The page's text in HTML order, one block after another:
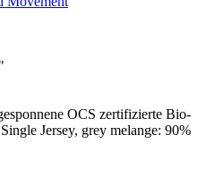
OCS zertifizierte Bio-
Jersey, grey melange: 90%